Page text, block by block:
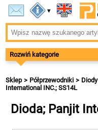
▾
Rozwiń kategorie
Sklep Półprzewodniki Diody
International INC.; SS14L
Dioda; Panjit